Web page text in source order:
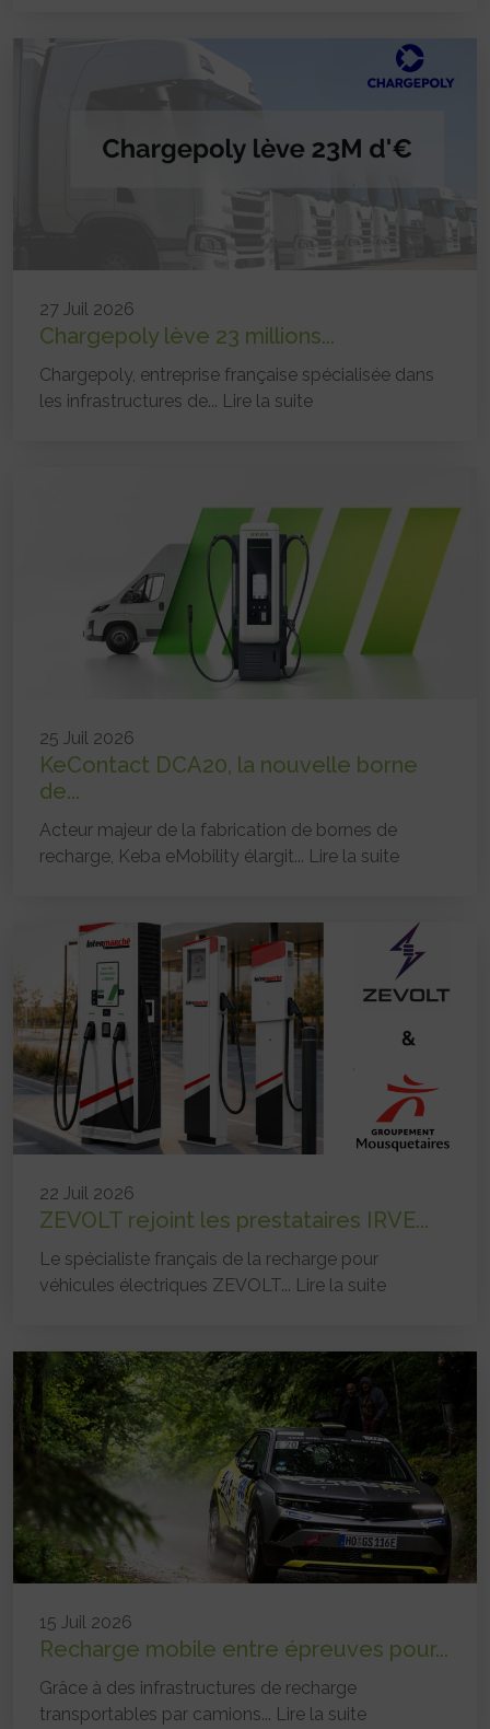
27 Juil 2026
Chargepoly lève 23 millions...
Chargepoly, entreprise française spécialisée dans
les infrastructures de... Lire la suite
25 Juil 2026
KeContact DCA20, la nouvelle borne
de...
Acteur majeur de la fabrication de bornes de
recharge, Keba eMobility élargit... Lire la suite
22 Juil 2026
ZEVOLT rejoint les prestataires IRVE...
Le spécialiste français de la recharge pour
véhicules électriques ZEVOLT... Lire la suite
15 Juil 2026
Recharge mobile entre épreuves pour...
Grâce à des infrastructures de recharge
transportables par camions... Lire la suite